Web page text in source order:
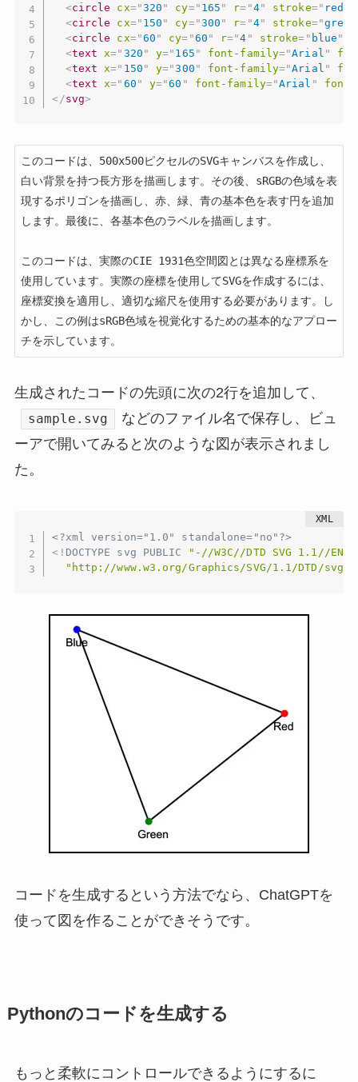
<circle cx="320 " cy=" 165 " r= "4" stroke=" red
<circle cx=" 150 " cy="300 " r= "4" stroke="green
<circle cx="60 " cy= "60 " r="4 " stroke= " blue "
<text x=" 320 " y=" 165 " font-family="Arial "
<text x=" 150 " y="300 " font-family="Arial "
<text x=" 60 " y="60 " font-family="Arial "
font-
</svg>
このコードは、500x500ピクセルのSVGキャンバスを作成し、
白い背景を持つ長方形を描画します。その後、sRGBの色域を表
現するポリゴンを描画し、赤、緑、青の基本色を表す円を追加
します。最後に、各基本色のラベルを描画します。
このコードは、実際のCIE 1931色空間図とは異なる座標系を
使用しています。実際の座標を使用してSVGを作成するには、
座標変換を適用し、適切な縮尺を使用する必要があります。し
かし、この例はsRGB色域を視覚化するための基本的なアプロー
チを示しています。
生成されたコードの先頭に次の2行を追加して、
sample.svg
などのファイル名で保存し、ビュ
ーアで開いてみると次のような図が表示されまし
た。
<?xml version="1.0" standalone="no"?>
<! DOCTYPE svg PUBLIC
"-//W3C//DTD SVG 1.1//EN"
"http://www.w3.org/Graphics/SVG/1.1/DTD/
コードを生成するという方法でなら、ChatGPTを
使って図を作ることができそうです。
Pythonのコードを生成する
もっと柔軟にコントロールできるようにするに